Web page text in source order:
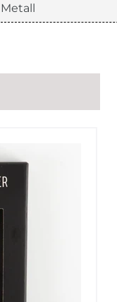
Metall